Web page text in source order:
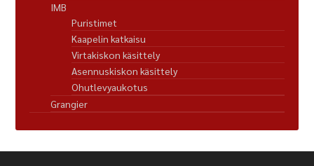
IMB
Puristimet
Kaapelin katkaisu
Virtakiskon käsittely
Asennuskiskon käsittely
Ohutlevyaukotus
Grangier